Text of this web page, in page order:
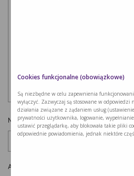
Nazwa*
Adres e-mail
Cookies funkcjonalne (obowiązkowe)
Są niezbędne w celu zapewnienia
wyłączyć. Zazwyczaj są stosowane w
działania związane z żądaniem usług
prywatności użytkownika, logowanie,
ustawić przeglądarkę, aby blokowała takie pliki
odpowiednie powiadomienia, jednak niektóre